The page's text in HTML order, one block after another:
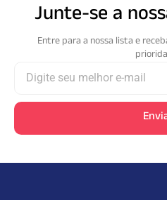
Junte-se a
Entre para a nossa lista e